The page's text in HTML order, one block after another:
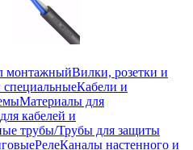
монтажныйВилки, розетки и
Кабели и
Материалы для
кабелей и
трубы/Трубы для защиты
РелеКаналы настенного и